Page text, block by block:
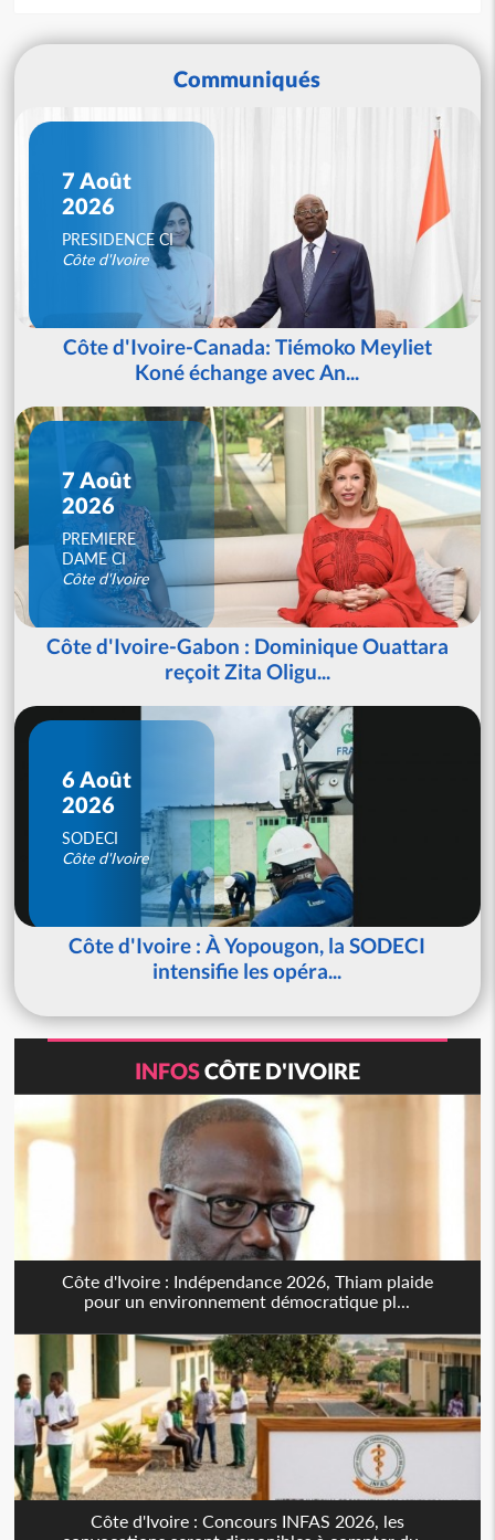
Communiqués
7 Août
2026
PRESIDENCE CI
Côte d'Ivoire
Côte d'Ivoire-Canada: Tiémoko Meyliet
Koné échange avec An...
7 Août
2026
PREMIERE
DAME CI
Côte d'Ivoire
Côte d'Ivoire-Gabon : Dominique Ouattara
reçoit Zita Oligu...
6 Août
2026
SODECI
Côte d'Ivoire
Côte d'Ivoire : À Yopougon, la SODECI
intensifie les opéra...
INFOSCÔTE D'IVOIRE
Côte d'Ivoire : Indépendance 2026, Thiam plaide
pour un environnement démocratique pl...
Côte d'Ivoire : Concours INFAS 2026, les